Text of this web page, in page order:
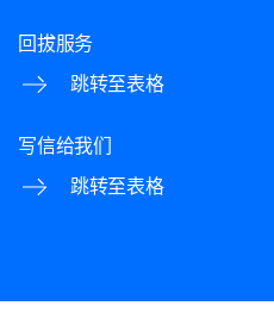
回拔服务
跳转至表格
写信给我们
跳转至表格